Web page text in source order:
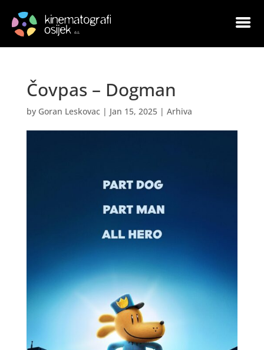
Čovpas – Dogman
by Goran Leskovac| Jan 15, 2025| Arhiva